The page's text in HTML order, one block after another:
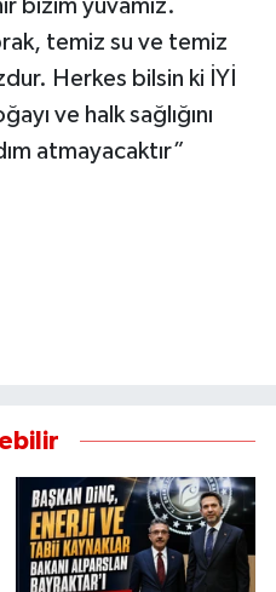
bizim yuvamız.
temiz su ve temiz
Herkes bilsin ki İYİ
ve halk sağlığını
atmayacaktır”